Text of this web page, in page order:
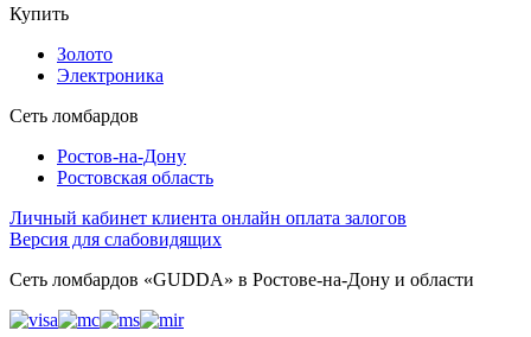
Купить
Золото
Электроника
Сеть ломбардов
Ростов-на-Дону
Ростовcкая область
Личный кабинет клиента онлайн оплата залогов
Версия для слабовидящих
Сеть ломбардов «GUDDA» в Ростове-на-Дону и области